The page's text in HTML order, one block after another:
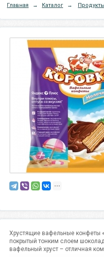
Главная → Каталог →
Хрустящие вафельные конфеты
покрытый тонким слоем
вафельный хруст – отличная